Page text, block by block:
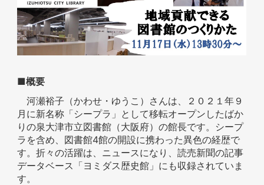
■概要
河瀬裕子（かわせ・ゆうこ）さんは、２０２１年９
月に新名称「シープラ」として移転オープンしたばか
りの泉大津市立図書館（大阪府）の館長です。シープ
ラを含め、図書館4館の開設に携わった異色の経歴で
す。折々の活躍は、ニュースになり、読売新聞の記事
データベース「ヨミダス歴史館」にも収録されていま
す。